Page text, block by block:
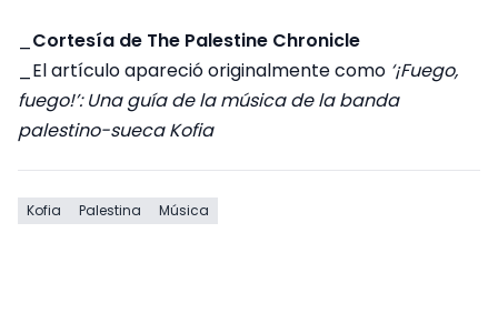
Cortesía de The Palestine Chronicle
_El artículo apareció originalmente como ‘¡Fuego,
fuego!’: Una guía de la música de la banda
palestino-sueca Kofia
Kofia Palestina Música